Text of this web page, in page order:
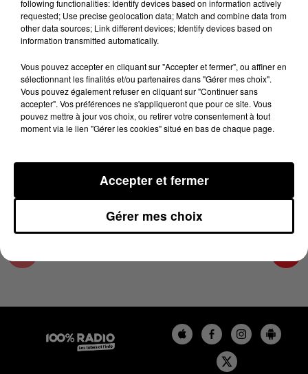
100%
100% Radio l'agenda des Hautes-Pyrénées
2 mai 2024 - 1 min 14 sec
L'AGENDA DES HAUTES-PYRÉNÉES DU
02/05/2024 À 16H35
L'agenda des Hautes-Pyrénées
following functionalities: Identify devices based on information actively
requested; Use precise geolocation data; Match and combine data from
other data sources; Link different devices; Identify devices based on
information transmitted automatically.
Vous pouvez accepter en cliquant sur "Accepter et fermer", ou affiner en
sélectionnant les finalités et/ou partenaires dans "Gérer mes choix".
Vous pouvez également refuser en cliquant sur "Continuer sans
accepter". Vos préférences ne s'appliqueront que pour ce site. Vous
pouvez mettre à jour vos choix, ou retirer votre consentement à tout
moment via le lien "Gérer les cookies" situé en bas de chaque page.
Gérer mes choix
Accepter et fermer